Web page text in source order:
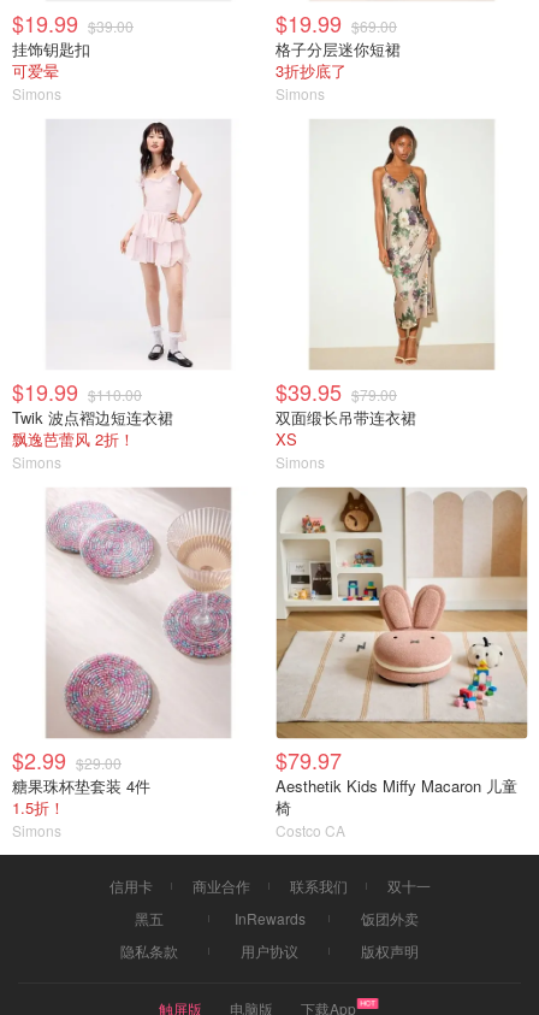
$19.99 $39.00
挂饰钥匙扣
可爱晕
Simons
$19.99 $69.00
格子分层迷你短裙
3折抄底了
Simons
$19.99 $110.00
Twik 波点褶边短连衣裙
飘逸芭蕾风 2折！
Simons
$39.95 $79.00
双面缎长吊带连衣裙
XS
Simons
$2.99 $29.00
糖果珠杯垫套装 4件
1.5折！
Simons
$79.97
Aesthetik Kids Miffy Macaron 儿童
椅
Costco CA
信用卡 商业合作 联系我们
双十一
黑五
InRewards
饭团外卖
隐私条款
用户协议 版权声明
触屏版 电脑版 下载App